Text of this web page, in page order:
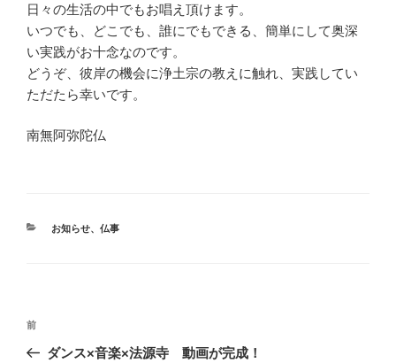
日々の生活の中でもお唱え頂けます。
いつでも、どこでも、誰にでもできる、簡単にして奥深
い実践がお十念なのです。
どうぞ、彼岸の機会に浄土宗の教えに触れ、実践してい
ただたら幸いです。
南無阿弥陀仏
カ
お知らせ、 仏事
投
前
の
前
ダンス×音楽×法源寺 動画が完成！